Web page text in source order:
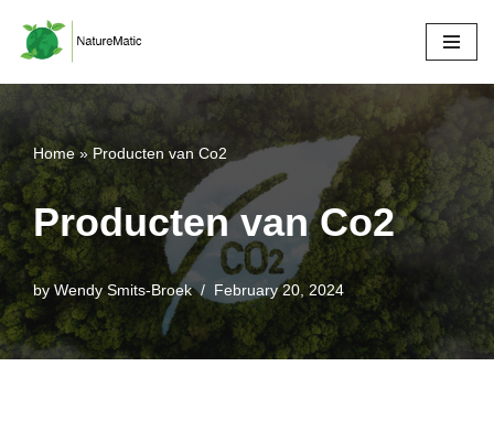
Skip
to
Home»Producten van Co2
Producten van Co2
by Wendy Smits-Broek February 20, 2024